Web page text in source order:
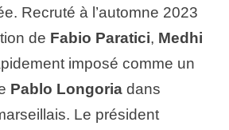
Recruté à l’automne 2023
de Fabio Paratici, Medhi
imposé comme un
Pablo Longoria dans
Le président